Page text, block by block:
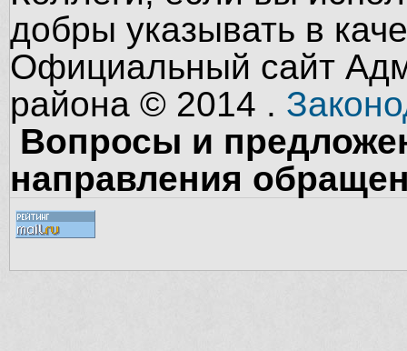
добры указывать в
Официальный сайт
района © 2014 .
Вопросы и
направления